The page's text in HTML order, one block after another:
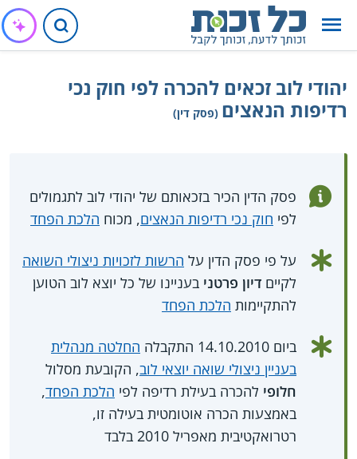
יהודי לוב זכאים להכרה לפי חוק נכי
רדיפות הנאצים (פסק דין)
פסק הדין הכיר בזכאותם של יהודי לוב לתגמולים
לפי חוק נכי רדיפות הנאצים, מכוח הלכת הפחד
על פי פסק הדין על הרשות לזכויות ניצולי השואה
לקיים דיון פרטני בעניינו של כל יוצא לוב הטוען
להתקיימות הלכת הפחד
ביום 14.10.2010 התקבלה
החלטה מנהלית
בעניין ניצולי שואה יוצאי לוב, הקובעת מסלול
חלופי להכרה בעילת רדיפה לפי הלכת הפחד,
באמצעות הכרה אוטומטית בעילה זו,
רטרואקטיבית מאפריל 2010 בלבד